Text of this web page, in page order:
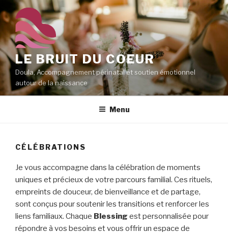
Aller
au
contenu
principal
LE BRUIT DU COEUR
Doula, Accompagnement périnatal et soutien émotionnel
autour de la naissance
Menu
CÉLÉBRATIONS
Je vous accompagne dans la célébration de moments
uniques et précieux de votre parcours familial. Ces rituels,
empreints de douceur, de bienveillance et de partage,
sont conçus pour soutenir les transitions et renforcer les
liens familiaux. Chaque Blessing est personnalisée pour
répondre à vos besoins et vous offrir un espace de